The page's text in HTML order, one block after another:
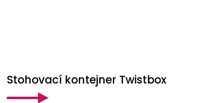
Stohovací kontejner Twistbox